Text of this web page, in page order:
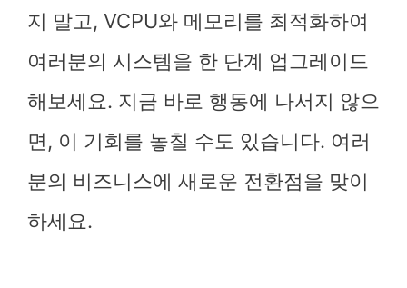
지 말고, VCPU와 메모리를 최적화하여
여러분의 시스템을 한 단계 업그레이드
해보세요. 지금 바로 행동에 나서지 않으
면, 이 기회를 놓칠 수도 있습니다. 여러
분의 비즈니스에 새로운 전환점을 맞이
하세요.